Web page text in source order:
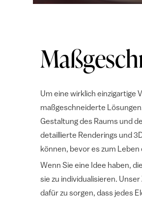
Um eine wirklich einzigartige
maßgeschneiderte
Gestaltung des Raums und
detaillierte Renderings und
können, bevor es zum
Wenn Sie eine Idee haben,
sie zu individualisieren.
dafür zu sorgen, dass jedes